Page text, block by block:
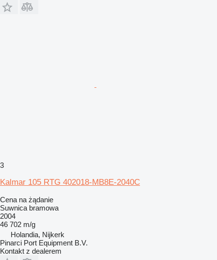
3
Kalmar 105 RTG 402018-MB8E-2040C
Cena na żądanie
Suwnica bramowa
2004
46 702 m/g
Holandia, Nijkerk
Pinarci Port Equipment B.V.
Kontakt z dealerem